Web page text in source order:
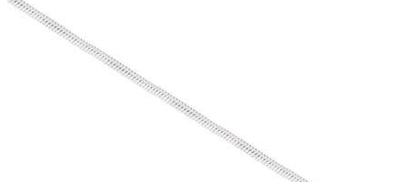
Zásnubné prstne z kolekcie Simple.